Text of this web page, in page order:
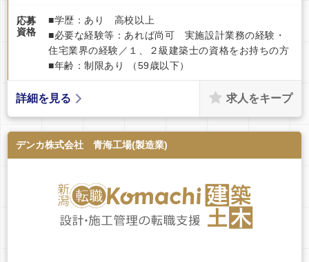
応募
資格
■学歴：あり 高校以上
■必要な経験等：あれば尚可 実施設計業務の経験・
住宅業界の経験／１、２級建築士の資格をお持ちの方
■年齢：制限あり （59歳以下）
詳細を見る 求人をキープ
デンカ株式会社 青海工場(製造業)